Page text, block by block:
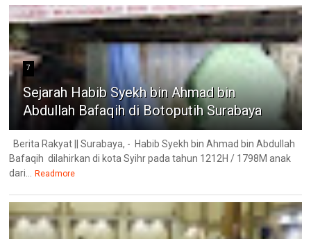
7
Sejarah Habib Syekh bin Ahmad bin
Abdullah Bafaqih di Botoputih Surabaya
Berita Rakyat || Surabaya, - Habib Syekh bin Ahmad bin Abdullah
Bafaqih dilahirkan di kota Syihr pada tahun 1212H / 1798M anak
dari...
Readmore